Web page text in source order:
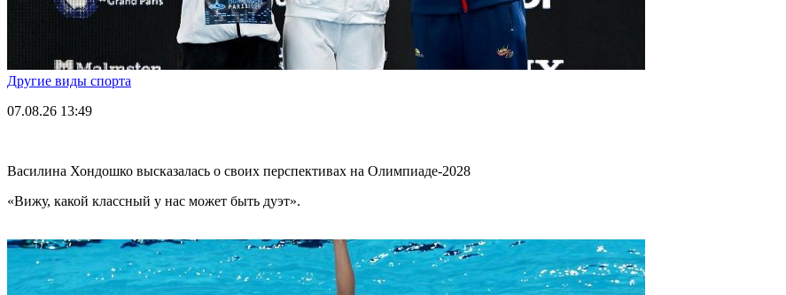
Другие виды спорта
07.08.26 13:49
Василина Хондошко высказалась о своих перспективах на Олимпиаде-2028
«Вижу, какой классный у нас может быть дуэт».